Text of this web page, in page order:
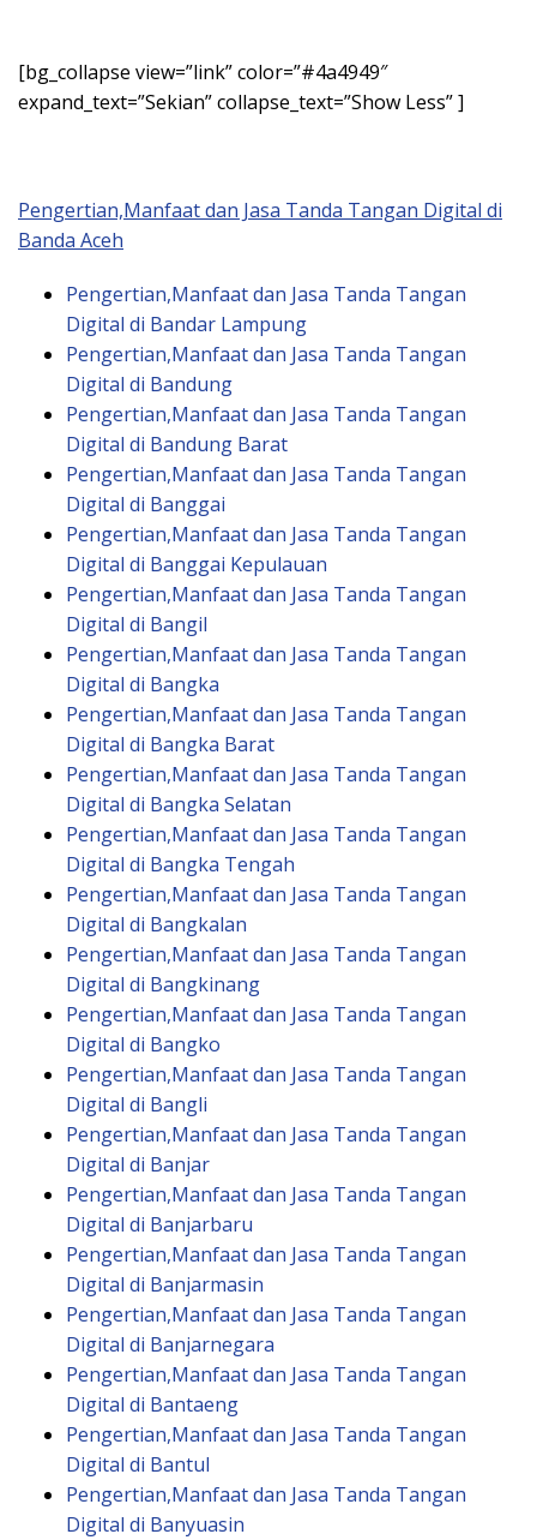
[bg_collapse view=”link” color=”#4a4949″
expand_text=”Sekian” collapse_text=”Show Less” ]
Pengertian,Manfaat dan Jasa Tanda Tangan Digital di
Banda Aceh
Pengertian,Manfaat dan Jasa Tanda Tangan
Digital di Bandar Lampung
Pengertian,Manfaat dan Jasa Tanda Tangan
Digital di Bandung
Pengertian,Manfaat dan Jasa Tanda Tangan
Digital di Bandung Barat
Pengertian,Manfaat dan Jasa Tanda Tangan
Digital di Banggai
Pengertian,Manfaat dan Jasa Tanda Tangan
Digital di Banggai Kepulauan
Pengertian,Manfaat dan Jasa Tanda Tangan
Digital di Bangil
Pengertian,Manfaat dan Jasa Tanda Tangan
Digital di Bangka
Pengertian,Manfaat dan Jasa Tanda Tangan
Digital di Bangka Barat
Pengertian,Manfaat dan Jasa Tanda Tangan
Digital di Bangka Selatan
Pengertian,Manfaat dan Jasa Tanda Tangan
Digital di Bangka Tengah
Pengertian,Manfaat dan Jasa Tanda Tangan
Digital di Bangkalan
Pengertian,Manfaat dan Jasa Tanda Tangan
Digital di Bangkinang
Pengertian,Manfaat dan Jasa Tanda Tangan
Digital di Bangko
Pengertian,Manfaat dan Jasa Tanda Tangan
Digital di Bangli
Pengertian,Manfaat dan Jasa Tanda Tangan
Digital di Banjar
Pengertian,Manfaat dan Jasa Tanda Tangan
Digital di Banjarbaru
Pengertian,Manfaat dan Jasa Tanda Tangan
Digital di Banjarmasin
Pengertian,Manfaat dan Jasa Tanda Tangan
Digital di Banjarnegara
Pengertian,Manfaat dan Jasa Tanda Tangan
Digital di Bantaeng
Pengertian,Manfaat dan Jasa Tanda Tangan
Digital di Bantul
Pengertian,Manfaat dan Jasa Tanda Tangan
Digital di Banyuasin